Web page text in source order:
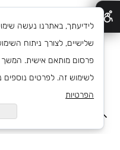
שלישיים, לצורך ניתוח
פרסום מותאם אישית.
לשימוש זה. לפרטים נוספים
הפרטיות